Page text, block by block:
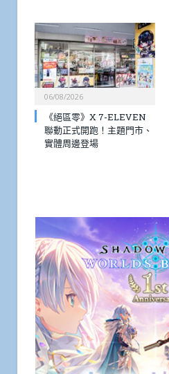
06/08/2026
《絕區零》X 7-ELEVEN
聯動正式開跑！主題門市、
實體周邊登場